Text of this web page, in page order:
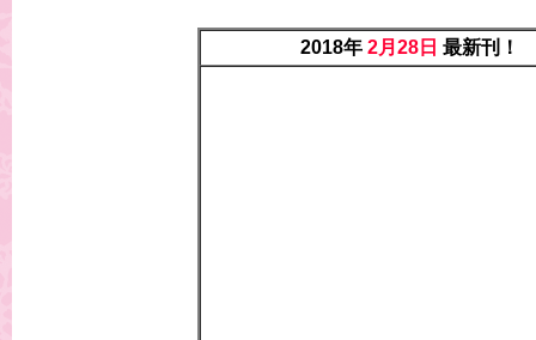
2018年 2月28日 最新刊！